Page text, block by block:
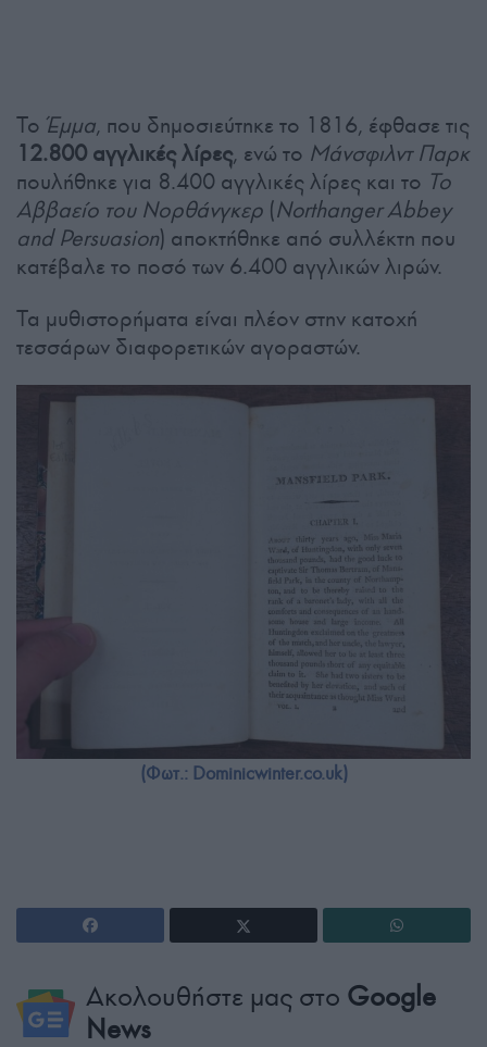
Το Έμμα, που δημοσιεύτηκε το 1816, έφθασε τις
12.800 αγγλικές λίρες, ενώ το Μάνσφιλντ Παρκ
πουλήθηκε για 8.400 αγγλικές λίρες και το Το
Αββαείο του Νορθάνγκερ (Northanger Abbey
and Persuasion) αποκτήθηκε από συλλέκτη που
κατέβαλε το ποσό των 6.400 αγγλικών λιρών.
Τα μυθιστορήματα είναι πλέον στην κατοχή
τεσσάρων διαφορετικών αγοραστών.
(Φωτ.: Dominicwinter.co.uk)
Ακολουθήστε μας στο Google
News